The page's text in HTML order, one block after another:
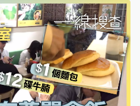
」80歲的老師傅李志的揮春
一眼就能知道揮春意思。而
志師傅就指是油色，「油色
些老頭子、長者寫下來有靈
寫的說話，舉例是「五福臨
「過年我們甚麼也不想那些
出來擺檔，」本身是探戈舞